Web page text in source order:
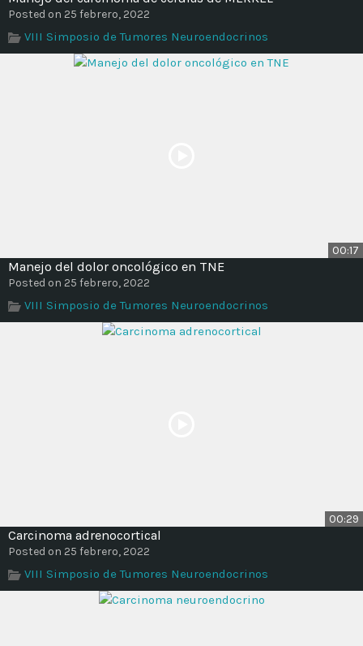
Posted on 25 febrero, 2022
VIII Simposio de Tumores Neuroendocrinos
00:17
Manejo del dolor oncológico en TNE
Posted on 25 febrero, 2022
VIII Simposio de Tumores Neuroendocrinos
00:29
Carcinoma adrenocortical
Posted on 25 febrero, 2022
VIII Simposio de Tumores Neuroendocrinos